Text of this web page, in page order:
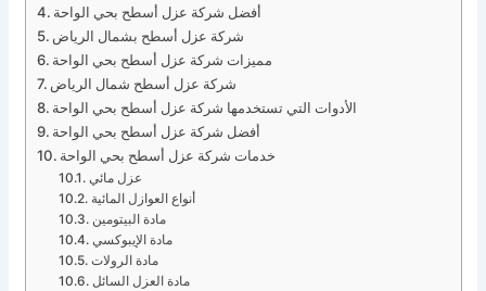
أفضل شركة عزل أسطح بحي الواحة
شركة عزل أسطح بشمال الرياض
مميزات شركة عزل أسطح بحي الواحة
شركة عزل أسطح شمال الرياض
الأدوات التي تستخدمها شركة عزل أسطح بحي الواحة
أفضل شركة عزل أسطح بحي الواحة
خدمات شركة عزل أسطح بحي الواحة
عزل مائي
أنواع العوازل المائية
مادة البيتومين
مادة الإيبوكسي
مادة الرولات
مادة العزل السائل